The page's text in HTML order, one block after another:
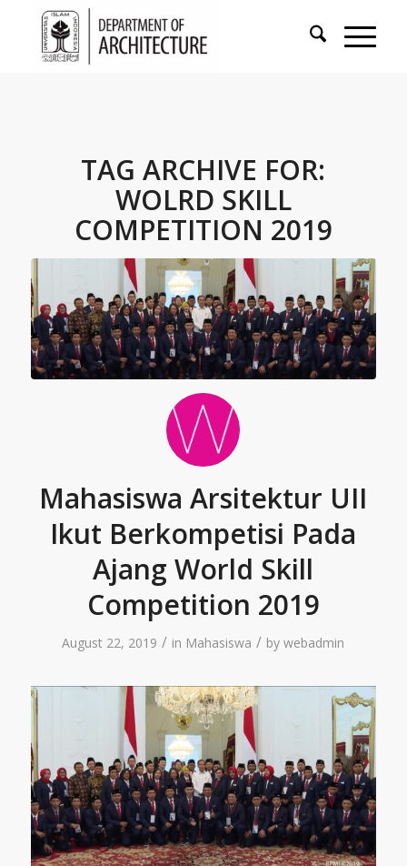
TAG ARCHIVE FOR:
WOLRD SKILL
COMPETITION 2019
Mahasiswa Arsitektur UII
Ikut Berkompetisi Pada
Ajang World Skill
Competition 2019
August 22, 2019 / in Mahasiswa / bywebadmin